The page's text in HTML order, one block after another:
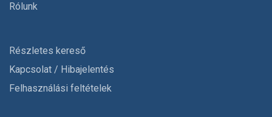
Rólunk
Részletes kereső
Kapcsolat / Hibajelentés
Felhasználási feltételek